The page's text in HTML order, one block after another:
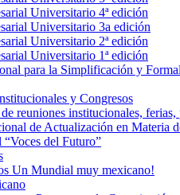
Universitario 4ª edición
Universitario 3a edición
Universitario 2ª edición
Universitario 1ª edición
para la Simplificación y
y Congresos
reuniones institucionales, ferias,
de Actualización en Materia
del Futuro”
Un Mundial muy mexicano!